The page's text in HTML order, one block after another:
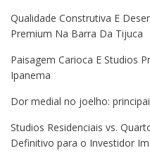
Qualidade Construtiva E
Premium Na Barra Da Tijuca
Paisagem Carioca E Studios
Ipanema
Dor medial no joelho:
Studios Residenciais vs.
Definitivo para o Investidor